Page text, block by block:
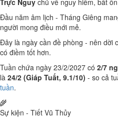
Trực Nguy chủ về nguy hiểm, bất
Đầu năm âm lịch - Tháng Giêng
người mong điều mới mẻ.
Đây là ngày cần đề phòng - nên dời
có điềm tốt hơn.
Tuần chứa ngày 23/2/2027 có 2/7
là 24/2 (Giáp Tuất, 9.1/10) - so cả
tuần.
🌾
Sự kiện - Tiết Vũ Thủy